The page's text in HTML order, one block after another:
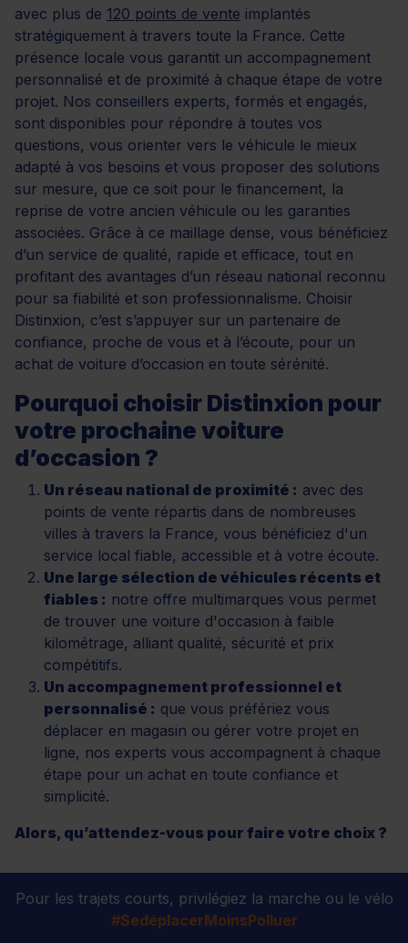
avec plus de 120 points de vente implantés
stratégiquement à travers toute la France. Cette
présence locale vous garantit un accompagnement
personnalisé et de proximité à chaque étape de votre
projet. Nos conseillers experts, formés et engagés,
sont disponibles pour répondre à toutes vos
questions, vous orienter vers le véhicule le mieux
adapté à vos besoins et vous proposer des solutions
sur mesure, que ce soit pour le financement, la
reprise de votre ancien véhicule ou les garanties
associées. Grâce à ce maillage dense, vous bénéficiez
d’un service de qualité, rapide et efficace, tout en
profitant des avantages d’un réseau national reconnu
pour sa fiabilité et son professionnalisme. Choisir
Distinxion, c’est s’appuyer sur un partenaire de
confiance, proche de vous et à l’écoute, pour un
achat de voiture d’occasion en toute sérénité.
Pourquoi choisir Distinxion pour
votre prochaine voiture
d’occasion ?
Un réseau national de proximité : avec des
points de vente répartis dans de nombreuses
villes à travers la France, vous bénéficiez d'un
service local fiable, accessible et à votre écoute.
Une large sélection de véhicules récents et
fiables : notre offre multimarques vous permet
de trouver une voiture d'occasion à faible
kilométrage, alliant qualité, sécurité et prix
compétitifs.
Un accompagnement professionnel et
personnalisé : que vous préfériez vous
déplacer en magasin ou gérer votre projet en
ligne, nos experts vous accompagnent à chaque
étape pour un achat en toute confiance et
simplicité.
Alors, qu’attendez-vous pour faire votre choix ?
Pour les trajets courts, privilégiez la marche ou le vélo
#SedéplacerMoinsPolluer